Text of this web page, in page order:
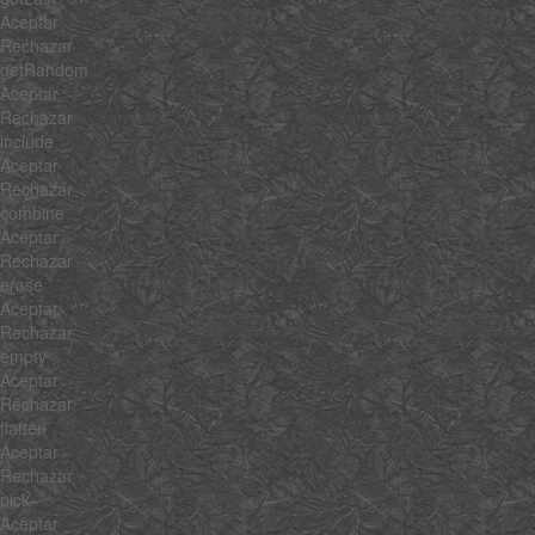
Aceptar
Rechazar
getRandom
Aceptar
Rechazar
include
Aceptar
Rechazar
combine
Aceptar
Rechazar
erase
Aceptar
Rechazar
empty
Aceptar
Rechazar
flatten
Aceptar
Rechazar
pick
Aceptar